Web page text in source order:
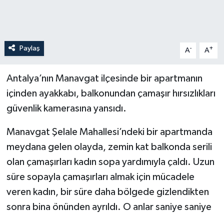
Paylaş A- A+
Antalya’nın Manavgat ilçesinde bir apartmanın
içinden ayakkabı, balkonundan çamaşır hırsızlıkları
güvenlik kamerasına yansıdı.
Manavgat Şelale Mahallesi’ndeki bir apartmanda
meydana gelen olayda, zemin kat balkonda serili
olan çamaşırları kadın sopa yardımıyla çaldı. Uzun
süre sopayla çamaşırları almak için mücadele
veren kadın, bir süre daha bölgede gizlendikten
sonra bina önünden ayrıldı. O anlar saniye saniye